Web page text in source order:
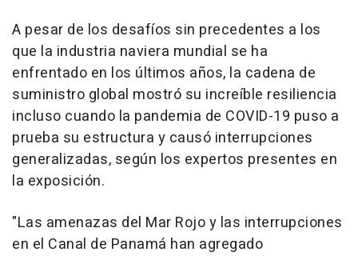
A pesar de los desafíos sin precedentes a los
que la industria naviera mundial se ha
enfrentado en los últimos años, la cadena de
suministro global mostró su increíble resiliencia
incluso cuando la pandemia de COVID-19 puso a
prueba su estructura y causó interrupciones
generalizadas, según los expertos presentes en
la exposición.
"Las amenazas del Mar Rojoy las interrupciones
en el Canal de Panamá han agregado